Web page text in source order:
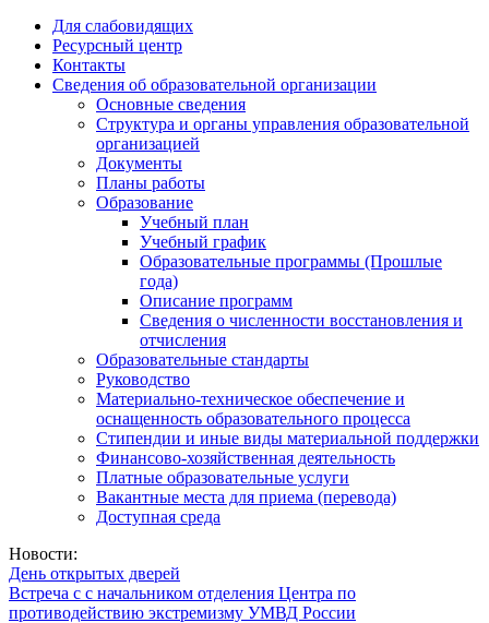
Для слабовидящих
Ресурсный центр
Контакты
Сведения об образовательной организации
Основные сведения
Структура и органы управления образовательной
организацией
Документы
Планы работы
Образование
Учебный план
Учебный график
Образовательные программы (Прошлые
года)
Описание программ
Сведения о численности восстановления и
отчисления
Образовательные стандарты
Руководство
Материально-техническое обеспечение и
оснащенность образовательного процесса
Стипендии и иные виды материальной поддержки
Финансово-хозяйственная деятельность
Платные образовательные услуги
Вакантные места для приема (перевода)
Доступная среда
Новости:
День открытых дверей
Встреча с с начальником отделения Центра по
противодействию экстремизму УМВД России